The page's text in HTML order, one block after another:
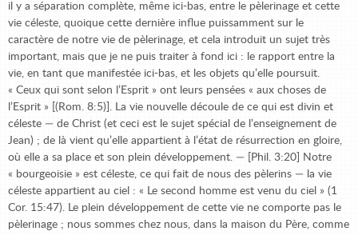
il y a séparation complète, même ici-bas, entre le pèlerinage et cette
vie céleste, quoique cette dernière influe puissamment sur le
caractère de notre vie de pèlerinage, et cela introduit un sujet très
important, mais que je ne puis traiter à fond ici : le rapport entre la
vie, en tant que manifestée ici-bas, et les objets qu’elle poursuit.
« Ceux qui sont selon l’Esprit » ont leurs pensées « aux choses de
l’Esprit » [(Rom. 8:5)]. La vie nouvelle découle de ce qui est divin et
céleste — de Christ (et ceci est le sujet spécial de l’enseignement de
Jean) ; de là vient qu’elle appartient à l’état de résurrection en gloire,
où elle a sa place et son plein développement. — [Phil. 3:20] Notre
« bourgeoisie » est céleste, ce qui fait de nous des pèlerins — la vie
céleste appartient au ciel : « Le second homme est venu du ciel » (1
Cor. 15:47). Le plein développement de cette vie ne comporte pas le
pèlerinage ; nous sommes chez nous, dans la maison du Père, comme